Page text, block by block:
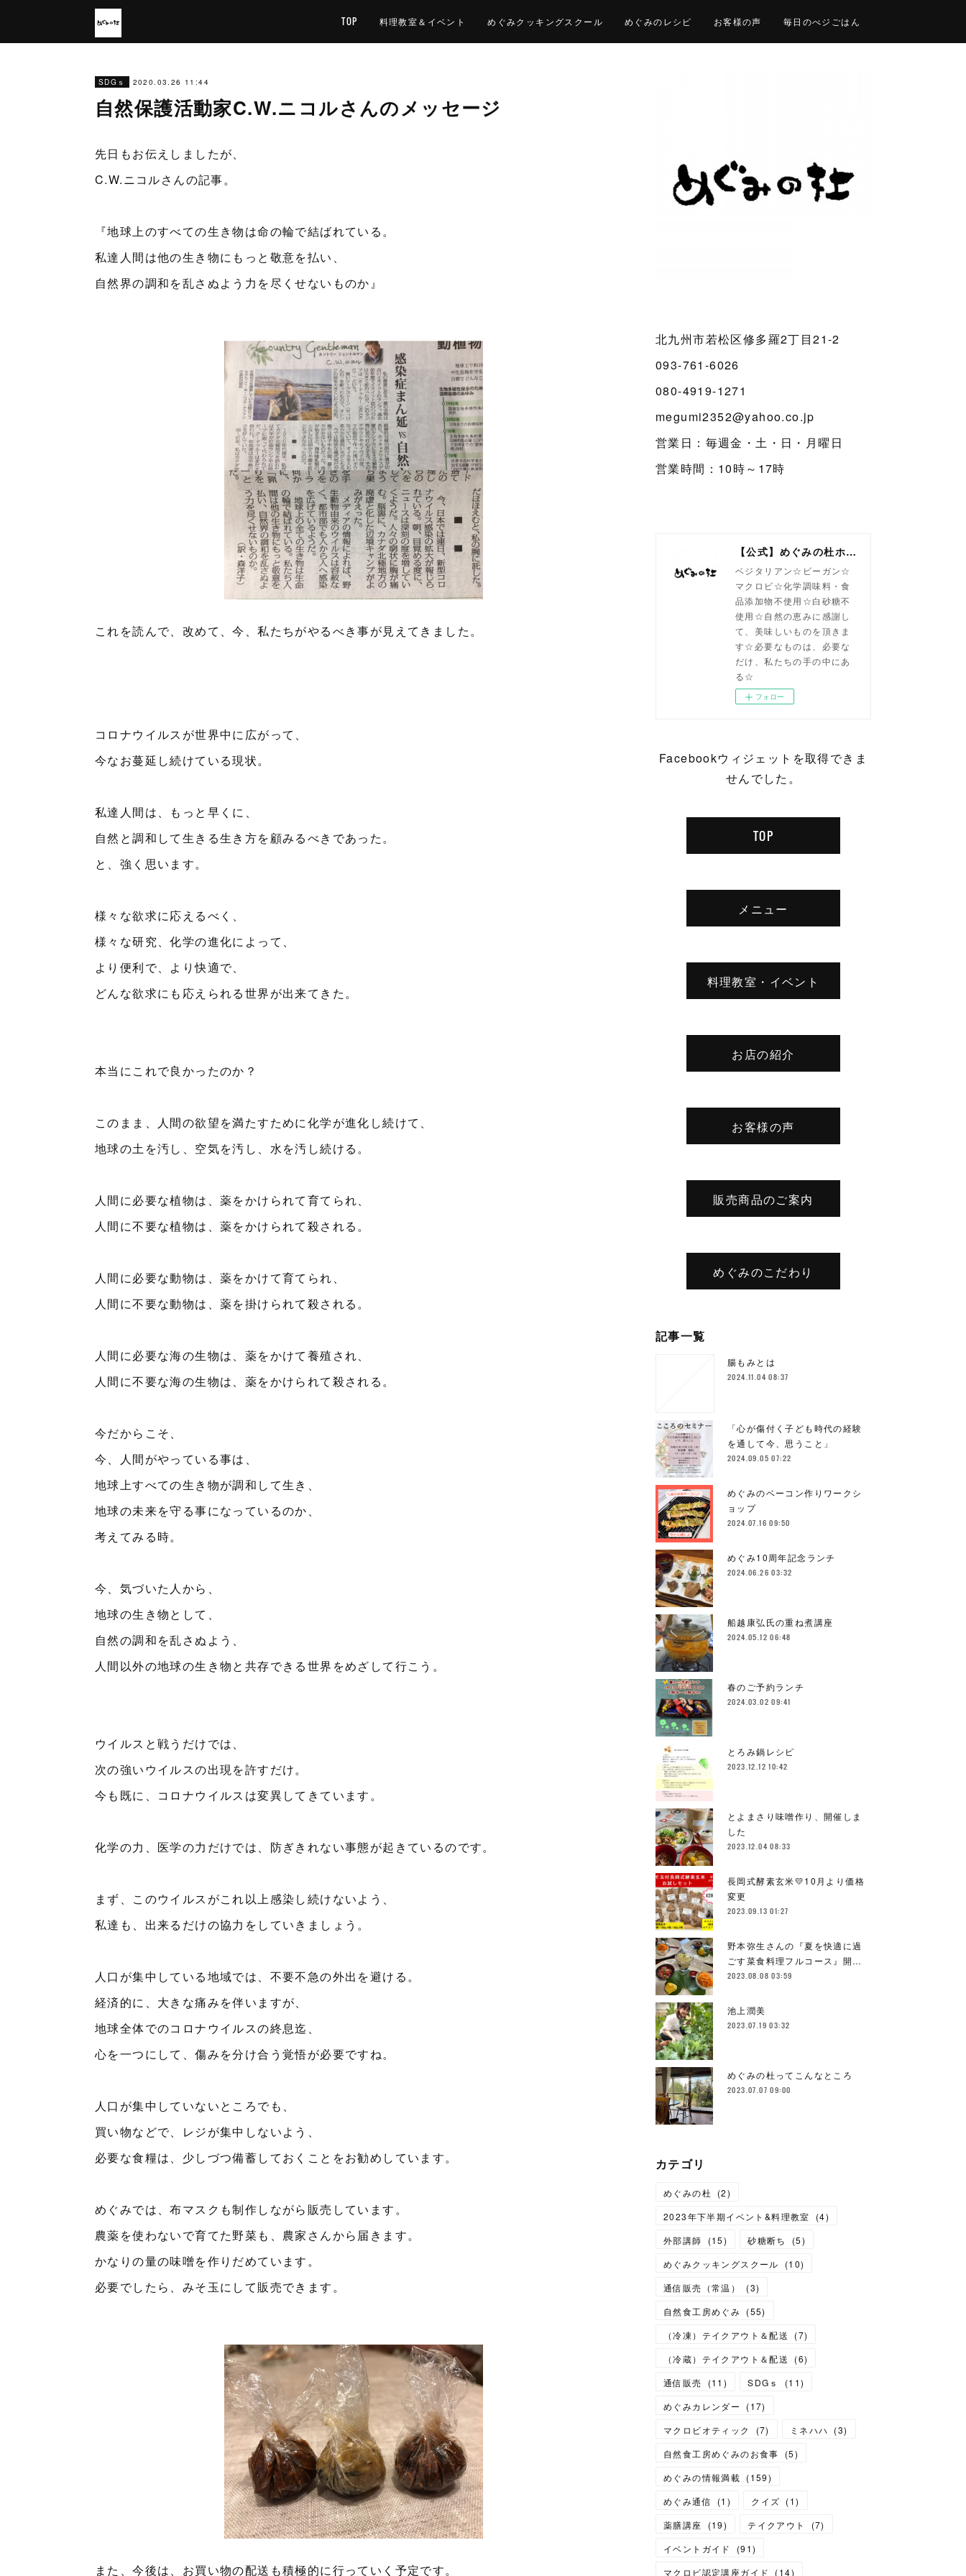
TOP 料理教室＆イベント めぐみクッキングスクール めぐみのレシピ お客様の声 毎日のべジごはん
SDGｓ 2020.03.26 11:44
自然保護活動家C.W.ニコルさんのメッセージ
先日もお伝えしましたが、
C.W.ニコルさんの記事。
『地球上のすべての生き物は命の輪で結ばれている。
私達人間は他の生き物にもっと敬意を払い、
自然界の調和を乱さぬよう力を尽くせないものか』
これを読んで、改めて、今、私たちがやるべき事が見えてきました。
コロナウイルスが世界中に広がって、
今なお蔓延し続けている現状。
私達人間は、もっと早くに、
自然と調和して生きる生き方を顧みるべきであった。
と、強く思います。
様々な欲求に応えるべく、
様々な研究、化学の進化によって、
より便利で、より快適で、
どんな欲求にも応えられる世界が出来てきた。
本当にこれで良かったのか？
このまま、人間の欲望を満たすために化学が進化し続けて、
地球の土を汚し、空気を汚し、水を汚し続ける。
人間に必要な植物は、薬をかけられて育てられ、
人間に不要な植物は、薬をかけられて殺される。
人間に必要な動物は、薬をかけて育てられ、
人間に不要な動物は、薬を掛けられて殺される。
人間に必要な海の生物は、薬をかけて養殖され、
人間に不要な海の生物は、薬をかけられて殺される。
今だからこそ、
今、人間がやっている事は、
地球上すべての生き物が調和して生き、
地球の未来を守る事になっているのか、
考えてみる時。
今、気づいた人から、
地球の生き物として、
自然の調和を乱さぬよう、
人間以外の地球の生き物と共存できる世界をめざして行こう。
ウイルスと戦うだけでは、
次の強いウイルスの出現を許すだけ。
今も既に、コロナウイルスは変異してきています。
化学の力、医学の力だけでは、防ぎきれない事態が起きているのです。
まず、このウイルスがこれ以上感染し続けないよう、
私達も、出来るだけの協力をしていきましょう。
人口が集中している地域では、不要不急の外出を避ける。
経済的に、大きな痛みを伴いますが、
地球全体でのコロナウイルスの終息迄、
心を一つにして、傷みを分け合う覚悟が必要ですね。
人口が集中していないところでも、
買い物などで、レジが集中しないよう、
必要な食糧は、少しづつ備蓄しておくことをお勧めしています。
めぐみでは、布マスクも制作しながら販売しています。
農薬を使わないで育てた野菜も、農家さんから届きます。
かなりの量の味噌を作りだめています。
必要でしたら、みそ玉にして販売できます。
また、今後は、お買い物の配送も積極的に行っていく予定です。
北九州市若松区修多羅2丁目21-2
093-761-6026
080-4919-1271
megumi2352@yahoo.co.jp
営業日：毎週金・土・日・月曜日
営業時間：10時～17時
【公式】めぐみの杜ホームページ(旧自然食工房）
ベジタリアン☆ビーガン☆
マクロビ☆化学調味料・食
品添加物不使用☆白砂糖不
使用☆自然の恵みに感謝し
て、美味しいものを頂きま
す☆必要なものは、必要な
だけ、私たちの手の中にあ
る☆
フォロー
Facebookウィジェットを取得できま
せんでした。
TOP
メニュー
料理教室・イベント
お店の紹介
お客様の声
販売商品のご案内
めぐみのこだわり
記事一覧
腸もみとは
2024.11.04 08:37
「心が傷付く子ども時代の経験
を通して今、思うこと」
2024.09.05 07:22
めぐみのベーコン作りワークシ
ョップ
2024.07.16 09:50
めぐみ10周年記念ランチ
2024.06.26 03:32
船越康弘氏の重ね煮講座
2024.05.12 06:48
春のご予約ランチ
2024.03.02 09:41
とろみ鍋レシピ
2023.12.12 10:42
とよまさり味噌作り、開催しま
した
2023.12.04 08:33
長岡式酵素玄米💛10月より価格
変更
2023.09.13 01:27
野本弥生さんの『夏を快適に過
ごす菜食料理フルコース』開…
2023.08.08 03:59
池上潤美
2023.07.19 03:32
めぐみの杜ってこんなところ
2023.07.07 09:00
カテゴリ
めぐみの杜 (2)
2023年下半期イベント&料理教室
(4)
外部講師
(15) 砂糖断ち (5)
めぐみクッキングスクール
(10)
通信販売（常温）
(3)
自然食工房めぐみ (55)
（冷凍）テイクアウト＆配送
(7)
（冷蔵）テイクアウト＆配送
(6)
通信販売
(11 ) SDGｓ (11)
めぐみカレンダー
(17)
マクロビオティック
(7) ミネハハ (3)
自然食工房めぐみのお食事
(5)
めぐみの情報満載 (159)
めぐみ通信
(1 ) クイズ (1)
薬膳講座
(19) テイクアウト (7)
イベントガイド
(91)
マクロビ認定講座ガイド
(14)